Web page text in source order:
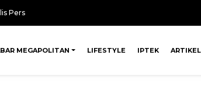
Pers
MEGAPOLITAN LIFESTYLE IPTEK ARTIKEL